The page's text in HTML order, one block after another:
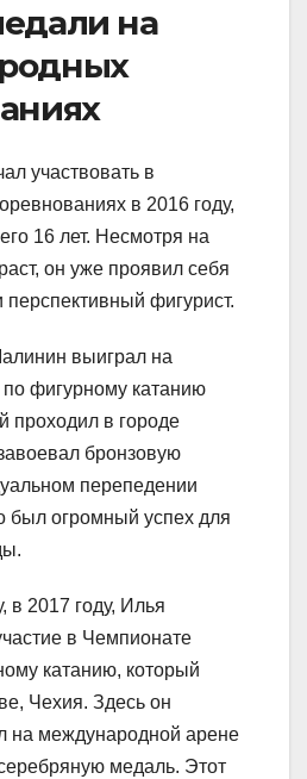
на
участвовать в
в 2016 году,
16 лет. Несмотря на
он уже проявил себя
перспективный фигурист.
выиграл на
фигурному катанию
проходил в городе
бронзовую
перепедении
был огромный успех для
в 2017 году, Илья
в Чемпионате
катанию, который
Чехия. Здесь он
на международной арене
медаль. Этот